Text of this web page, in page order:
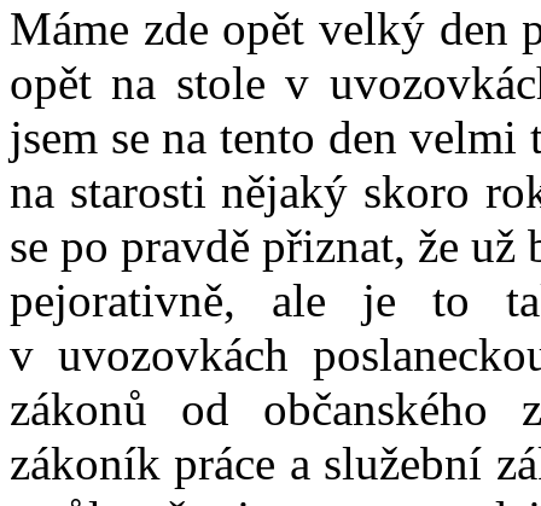
Máme zde opět velký den
opět na stole v
jsem se na tento den
na starosti nějaký skoro
se po pravdě přiznat, že
pejorativně, ale je to
v uvozovkách
zákonů od
zákoník práce a služební